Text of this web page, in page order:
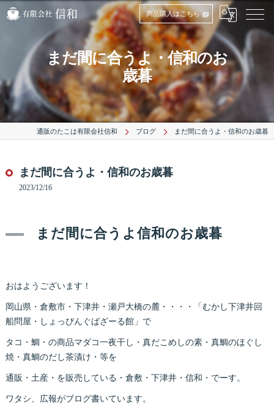
商品購入はこちら
まだ間に合うよ・信和のお
歳暮
通販のたこは有限会社信和 ブログ まだ間に合うよ・信和のお歳暮
まだ間に合うよ・信和のお歳暮
2023/12/16
まだ間に合うよ信和のお歳暮
おはようございます！
岡山県・倉敷市・下津井・瀬戸大橋の麓・・・・「むかし下津井回
船問屋・しょっぴんぐばざーる館」で
タコ・鯛・の商品マダコ一夜干し・真だこめしの素・真鯛のほぐし
焼・真鯛のだし茶漬け・等を
通販・土産・を販売している・倉敷・下津井・信和・でーす。
ワタシ、広報がブログ書いています。